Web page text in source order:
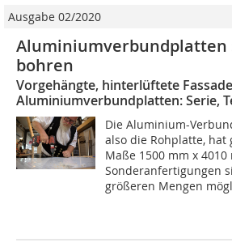
Ausgabe 02/2020
Aluminiumverbundplatten
bohren
Vorgehängte, hinterlüftete
Aluminiumverbundplatten: Serie,
Die Aluminium-
also die Rohplatte,
Maße 1500 mm x 4010
Sonderanfertigungen
größeren Mengen